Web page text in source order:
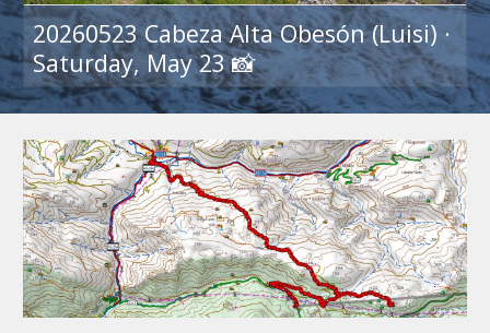
20260523 Cabeza Alta Obesón (Luisi) ·
Saturday, May 23 📸